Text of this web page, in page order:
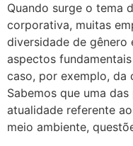
Quando surge o tema
corporativa, muitas
diversidade de gênero
aspectos
caso, por exemplo, da
Sabemos que uma
atualidade referente
meio ambiente,